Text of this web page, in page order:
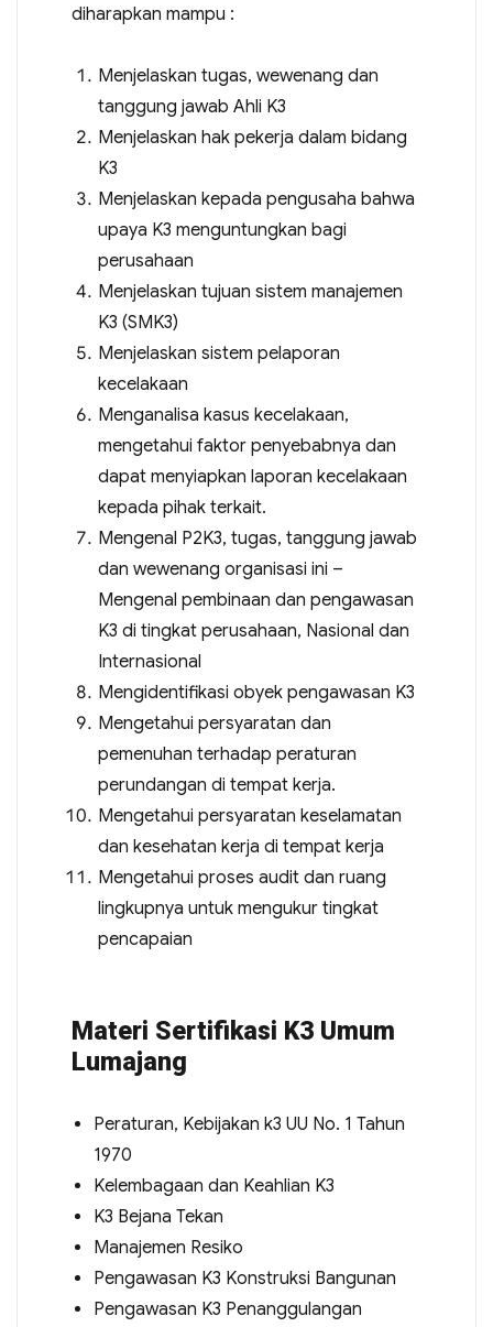
diharapkan mampu :
Menjelaskan tugas, wewenang dan
tanggung jawab Ahli K3
Menjelaskan hak pekerja dalam bidang
K3
Menjelaskan kepada pengusaha bahwa
upaya K3 menguntungkan bagi
perusahaan
Menjelaskan tujuan sistem manajemen
K3 (SMK3)
Menjelaskan sistem pelaporan
kecelakaan
Menganalisa kasus kecelakaan,
mengetahui faktor penyebabnya dan
dapat menyiapkan laporan kecelakaan
kepada pihak terkait.
Mengenal P2K3, tugas, tanggung jawab
dan wewenang organisasi ini –
Mengenal pembinaan dan pengawasan
K3 di tingkat perusahaan, Nasional dan
Internasional
Mengidentifikasi obyek pengawasan K3
Mengetahui persyaratan dan
pemenuhan terhadap peraturan
perundangan di tempat kerja.
Mengetahui persyaratan keselamatan
dan kesehatan kerja di tempat kerja
Mengetahui proses audit dan ruang
lingkupnya untuk mengukur tingkat
pencapaian
Materi Sertifikasi K3 Umum
Lumajang
Peraturan, Kebijakan k3 UU No. 1 Tahun
1970
Kelembagaan dan Keahlian K3
K3 Bejana Tekan
Manajemen Resiko
Pengawasan K3 Konstruksi Bangunan
Pengawasan K3 Penanggulangan